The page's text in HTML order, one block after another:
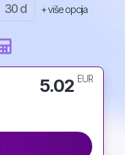
30 d + više opcija
5.02 EUR